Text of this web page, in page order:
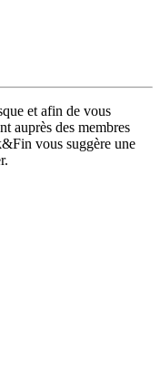
et afin de vous
auprès des membres
vous suggère une